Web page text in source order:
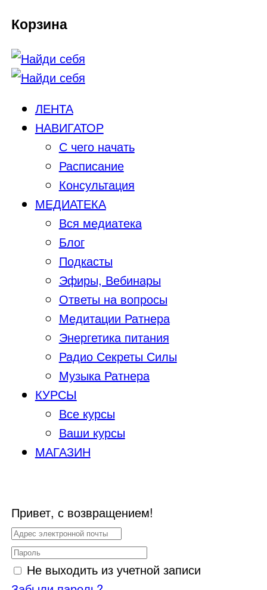
Корзина
ЛЕНТА
НАВИГАТОР
С чего начать
Расписание
Консультация
МЕДИАТЕКА
Вся медиатека
Блог
Подкасты
Эфиры, Вебинары
Ответы на вопросы
Медитации Ратнера
Энергетика питания
Радио Секреты Силы
Музыка Ратнера
КУРСЫ
Все курсы
Ваши курсы
МАГАЗИН
Привет, с возвращением!
Не выходить из учетной записи